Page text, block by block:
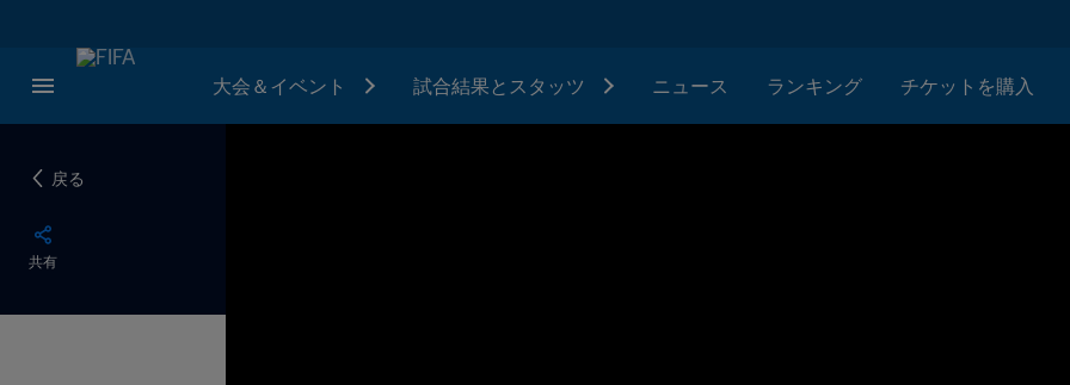
大会＆イベント 試合結果とスタッツ ニュース ランキング チケットを購入
戻る
共有